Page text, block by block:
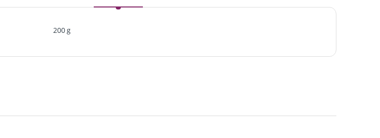
200 g